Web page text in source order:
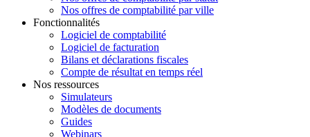
Nos offres de comptabilité par ville
Fonctionnalités
Logiciel de comptabilité
Logiciel de facturation
Bilans et déclarations fiscales
Compte de résultat en temps réel
Nos ressources
Simulateurs
Modèles de documents
Guides
Webinars